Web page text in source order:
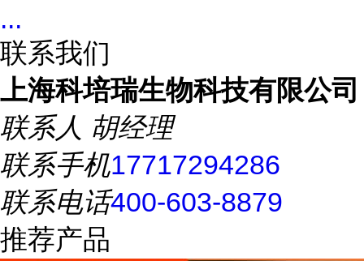
...
联系我们
上海科培瑞生物科技有限公司
联系人 胡经理
联系手机17717294286
联系电话400-603-8879
推荐产品